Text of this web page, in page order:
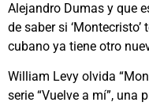
Alejandro Dumas y que
de saber si
cubano ya tiene otro
William Levy olvida
serie “Vuelve a mí”, una